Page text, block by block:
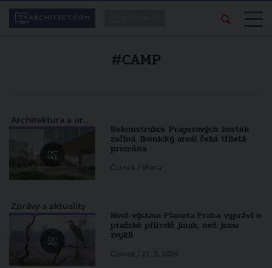
#CAMP
Architektura a urbanismus
Rekonstrukce Pragerových kostek
začíná. Ikonický areál čeká tříletá
proměna
Článek / Včera
Zprávy a aktuality
Nová výstava Planeta Praha vypráví o
pražské přírodě jinak, než jsme
zvyklí
Článek / 21. 3. 2024